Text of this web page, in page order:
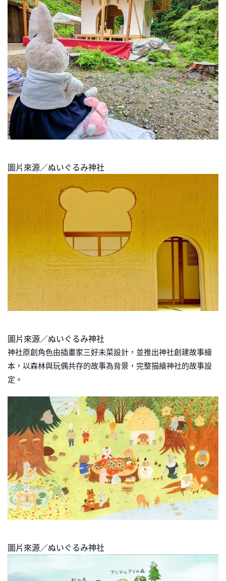
圖片來源／ぬいぐるみ神社
圖片來源／ぬいぐるみ神社
神社原創角色由插畫家三好未菜設計，並推出神社創建故事繪
本，以森林與玩偶共存的故事為背景，完整描繪神社的故事設
定。
圖片來源／ぬいぐるみ神社